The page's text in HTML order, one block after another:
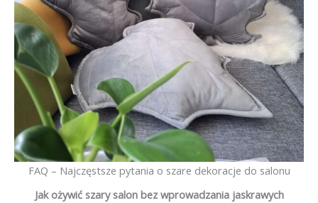
FAQ – Najczęstsze pytania o szare dekoracje do salonu
Jak ożywić szary salon bez wprowadzania jaskrawych